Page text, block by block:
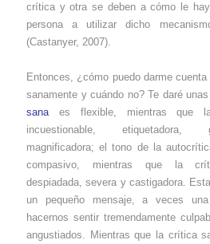
crítica y otra se deben a cómo le
persona a utilizar dicho
(Castanyer, 2007).
Entonces, ¿cómo puedo darme
sanamente y cuándo no? Te daré
sanaes flexible, mientras que la
incuestionable, etiquetadora,
magnificadora; el tono de la
compasivo, mientras que la
despiadada, severa y castigadora.
un pequeño mensaje, a veces
hacernos sentir tremendamente
angustiados. Mientras que la crítica